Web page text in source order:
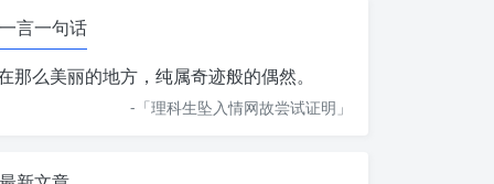
一言一句话
那么美丽的地方，纯属奇迹般的偶然。
-「理科生坠入情网故尝试证明 」